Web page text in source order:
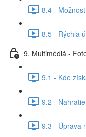
8.4 -
8.5 - Rýchla
9. Multimédiá -
9.1 - Kde
9.2 -
9.3 - Úprava